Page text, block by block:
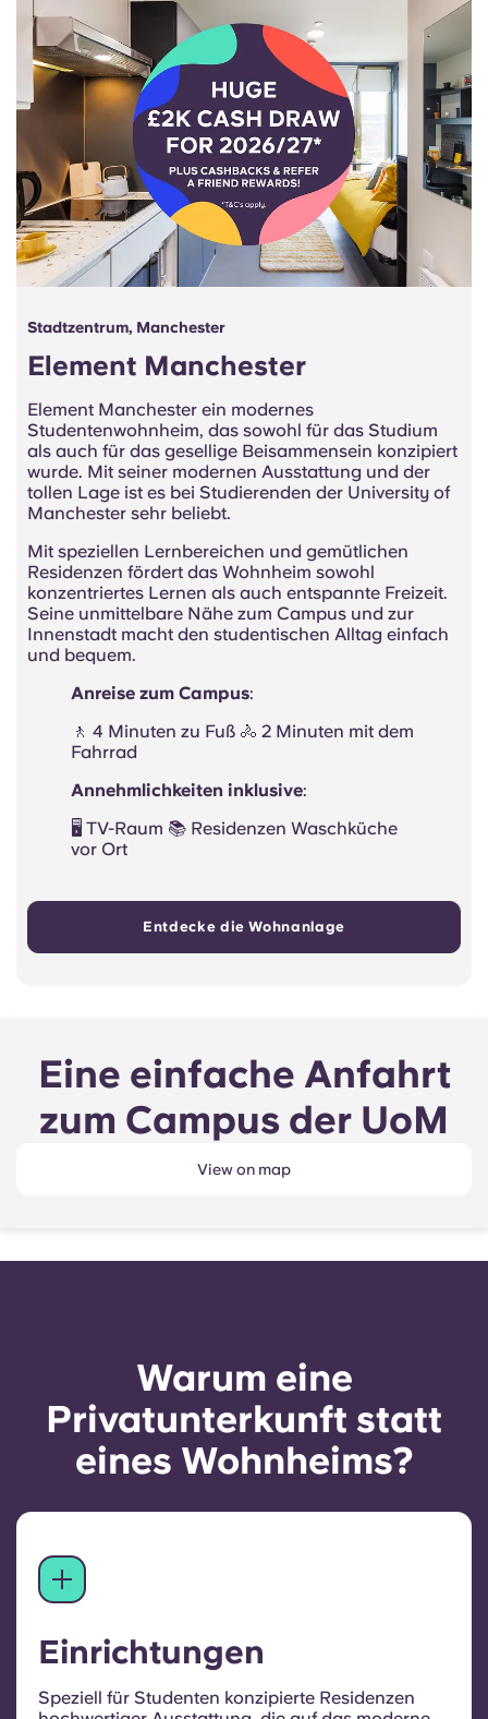
Stadtzentrum, Manchester
Element Manchester
Element Manchester ein modernes
Studentenwohnheim, das sowohl für das Studium
als auch für das gesellige Beisammensein konzipiert
wurde. Mit seiner modernen Ausstattung und der
tollen Lage ist es bei Studierenden der University of
Manchester sehr beliebt.
Mit speziellen Lernbereichen und gemütlichen
Residenzen fördert das Wohnheim sowohl
konzentriertes Lernen als auch entspannte Freizeit.
Seine unmittelbare Nähe zum Campus und zur
Innenstadt macht den studentischen Alltag einfach
und bequem.
Anreise zum Campus:
🚶 4 Minuten zu Fuß 🚴 2 Minuten mit dem
Fahrrad
Annehmlichkeiten inklusive:
🖥️ TV-Raum 📚 Residenzen Waschküche
vor Ort
Entdecke die Wohnanlage
Eine einfache Anfahrt
zum Campus der UoM
View on map
Warum eine
Privatunterkunft statt
eines Wohnheims?
Einrichtungen
Speziell für Studenten konzipierte Residenzen